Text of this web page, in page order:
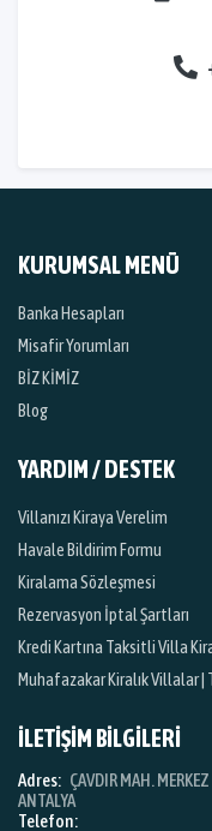
KURUMSAL MENÜ
Banka Hesapları
Misafir Yorumları
BİZ KİMİZ
Blog
YARDIM / DESTEK
Villanızı Kiraya Verelim
Havale Bildirim Formu
Kiralama Sözleşmesi
Rezervasyon İptal Şartları
Kredi Kartına Taksitli Villa
Muhafazakar Kiralık Villalar
İLETİŞİM BİLGİLERİ
Adres: ÇAVDIR MAH.
ANTALYA
Telefon: